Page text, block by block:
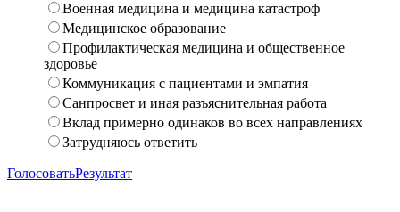
Военная медицина и медицина катастроф
Медицинское образование
Профилактическая медицина и общественное
здоровье
Коммуникация с пациентами и эмпатия
Санпросвет и иная разъяснительная работа
Вклад примерно одинаков во всех направлениях
Затрудняюсь ответить
ГолосоватьРезультат